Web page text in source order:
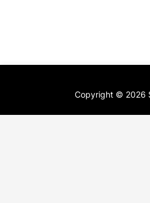
Copyright © 2026